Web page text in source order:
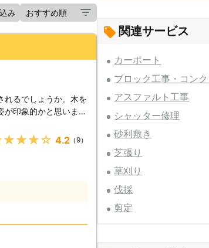
み
れるでしょうか。木を
が印象的かと思いま
ている姿が描かれて
。枝を切り落とし、
描写されるように簡
かりやすいものでし
てみてはいかがでしょ
4.2 （9）
関連サービス
カーポート
ブロック工事・コン
アスファルト工事
シャッター修理
砂利敷き
芝張り
草刈り
伐採
剪定